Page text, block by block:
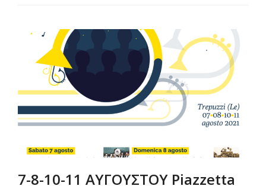
7-8-10-11 ΑΥΓΟΥΣΤΟΥ Piazzetta